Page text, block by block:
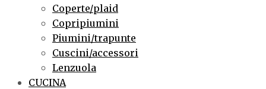
Coperte/plaid
Copripiumini
Piumini/trapunte
Cuscini/accessori
Lenzuola
CUCINA